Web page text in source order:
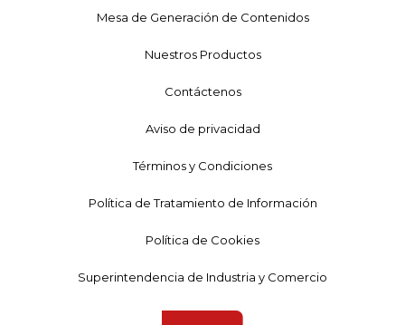
Mesa de Generación de Contenidos
Nuestros Productos
Contáctenos
Aviso de privacidad
Términos y Condiciones
Política de Tratamiento de Información
Política de Cookies
Superintendencia de Industria y Comercio